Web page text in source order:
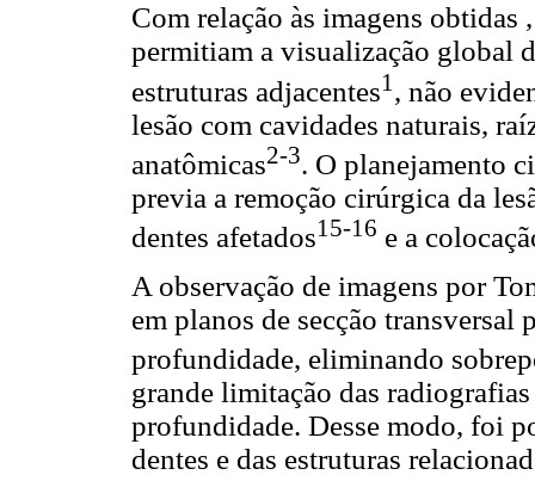
Com relação às imagens obtidas
permitiam a visualização global
estruturas adjacentes1 , não
lesão com cavidades naturais,
anatômicas2-3. O planejamento
previa a remoção cirúrgica da
dentes afetados15-16 e a
A observação de imagens por
em planos de secção transversal
profundidade, eliminando
grande limitação das
profundidade. Desse modo, foi
dentes e das estruturas